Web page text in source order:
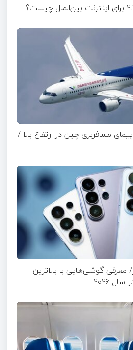
مسافربری چین در ارتفاع بالا /
بازار/ معرفی گوشی‌هایی با بالاترین
۲۰۲۶